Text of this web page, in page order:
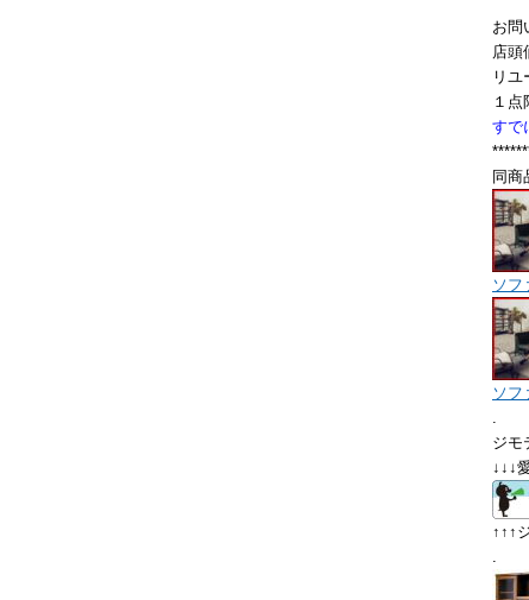
お問
店頭
リユ
１点
すで
同商
ソフ
ソフ
.
ジモ
↓↓↓
↑↑↑
.